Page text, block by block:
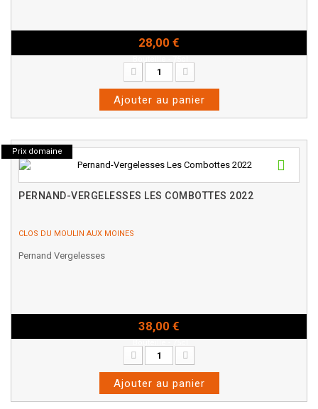
28,00 €
Ajouter au panier
Prix domaine
PERNAND-VERGELESSES LES COMBOTTES 2022
CLOS DU MOULIN AUX MOINES
Pernand Vergelesses
38,00 €
Ajouter au panier